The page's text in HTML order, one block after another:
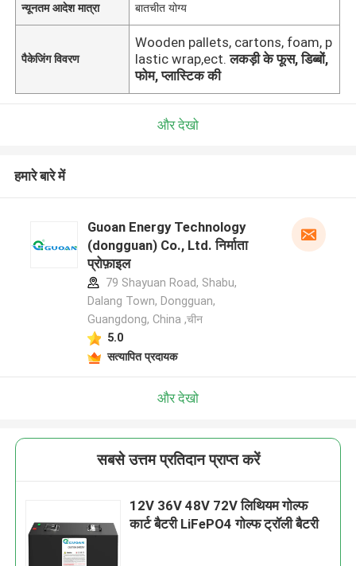
न्यूनतम आदेश मात्रा बातचीत योग्य
पैकेजिंग विवरण
Wooden pallets, cartons, foam, p
lastic wrap,ect. लकड़ी के फूस, डिब्बों,
फोम, प्लास्टिक की
और देखो
हमारे बारे में
Guoan Energy Technology
(dongguan) Co., Ltd. निर्माता
प्रोफ़ाइल
79 Shayuan Road, Shabu,
Dalang Town, Dongguan,
Guangdong, China ,चीन
5.0
सत्यापित प्रदायक
और देखो
सबसे उत्तम प्रतिदान प्राप्त करें
12V 36V 48V 72V लिथियम गोल्फ
कार्ट बैटरी LiFePO4 गोल्फ ट्रॉली बैटरी